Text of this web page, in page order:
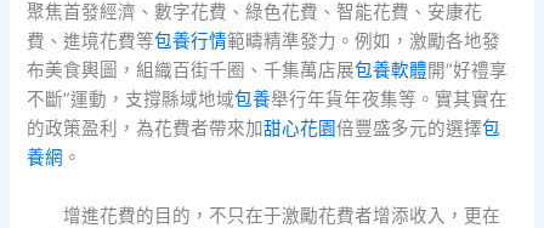
聚焦首發經濟、數字花費、綠色花費、智能花費、安康花
費、進境花費等包養行情範疇精準發力。例如，激勵各地發
布美食輿圖，組織百街千圈、千集萬店展包養軟體開“好禮享
不斷”運動，支撐縣域地域包養舉行年貨年夜集等。實其實在
的政策盈利，為花費者帶來加甜心花園倍豐盛多元的選擇包
養網 。
增進花費的目的，不只在于激勵花費者增添收入，更在